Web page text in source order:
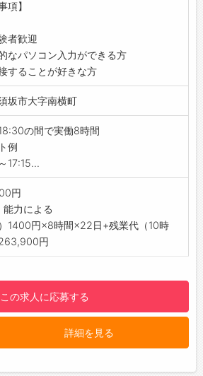
、バックヤードでの事務業務
パソコンを使用します。
めポイント】
応じて、資格手当やインセンティブあ
種にいち早く触れられます♪
OK！】
ル機器に詳しくなれるチャンスです！
度】
研修＆サポート体制があります♪
研修でしっかり習得できるので、ご安
い◎
や実績に応じて手当があります！】
スキルやビジネススキルを身につけなが
環境です♪
ビス内容など多岐にわたり、日々進化し
界で活躍できます！
項】
者歓迎
なパソコン入力ができる方
することが好きな方
坂市大字南横町
の間で実働8時間
例
17:15...
円
能力による
1400円×8時間×22日+残業代（10時
円
この求人に応募する
詳細を見る